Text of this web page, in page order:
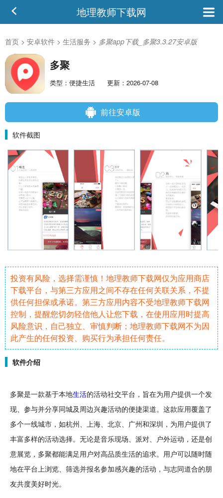
地理教师下载网
首页 > 安卓软件 > 生活服务 > 多聚app下载_多聚3.3.27安卓版
多聚
类型：便捷生活 更新：2026-07-08
前往安卓版
软件截图
投资有风险，选择需谨慎！地理教师下载网仅为应用商店
下载平台，与第三方应用之间不存在任何关联关系，不提
供任何担保或承诺。第三方应用内容不受地理教师下载网
控制，提醒您切勿轻信他人让您下载，在使用应用时提高
风险意识，自己独立、审慎判断；地理教师下载网不为因
此产生的任何投资、购买行为承担任何责任。
软件介绍
多聚是一款基于本地生活的活动社交平台，旨在为用户提供一个发
现、参与并分享同城及周边兴趣活动的便捷渠道。这款应用覆盖了
多个一线城市 ，如杭州、上海、北京、广州和深圳，为用户提供了
丰富多样的活动选择。无论是音乐现场、 派对、户外运动 ，还是创
意展览，多聚都能满足用户对高品质生活的追求。用户可以随时随
地在平台上浏览、筛选并报名参加感兴趣的活动，与志同道合的朋
友共度美好时光。